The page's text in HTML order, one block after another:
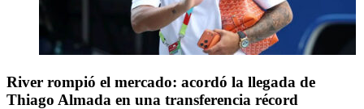
River rompió el mercado: acordó la llegada de
Thiago Almada en una transferencia récord